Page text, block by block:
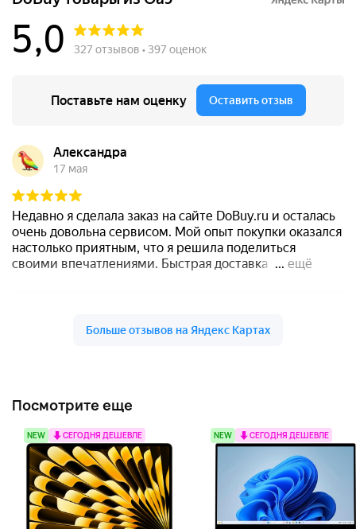
Посмотрите еще
NEW СЕГОДНЯ ДЕШЕВЛЕ NEW СЕГОДНЯ ДЕШЕВЛЕ